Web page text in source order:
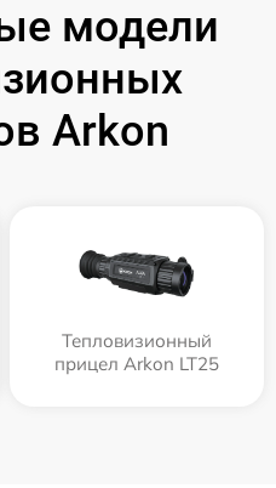
модели
Arkon
Тепловизионный
прицел Arkon LT25